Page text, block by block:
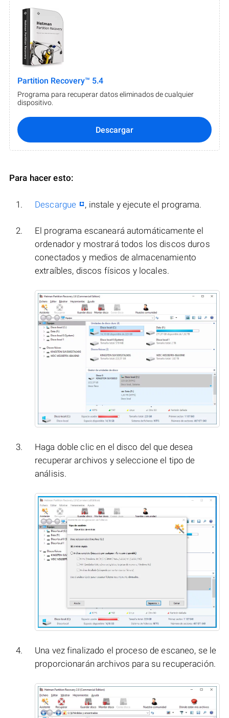
Partition Recovery™ 5.4
Programa para recuperar datos eliminados de cualquier
dispositivo.
Descargar
Para hacer esto:
Descargue , instale y ejecute el programa.
El programa escaneará automáticamente el
ordenador y mostrará todos los discos duros
conectados y medios de almacenamiento
extraíbles, discos físicos y locales.
Haga doble clic en el disco del que desea
recuperar archivos y seleccione el tipo de
análisis.
Una vez finalizado el proceso de escaneo, se le
proporcionarán archivos para su recuperación.